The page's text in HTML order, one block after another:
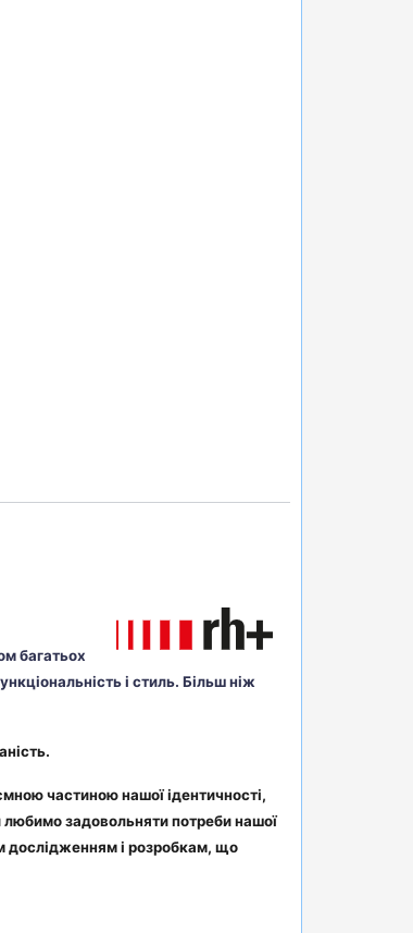
багатьох
і стиль. Більш ніж
частиною нашої ідентичності,
любимо задовольняти потреби нашої
дослідженням і розробкам, що